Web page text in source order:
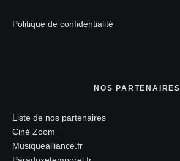
Politique de confidentialité
NOS PARTENAIRES
Liste de nos partenaires
Ciné Zoom
Musiquealliance.fr